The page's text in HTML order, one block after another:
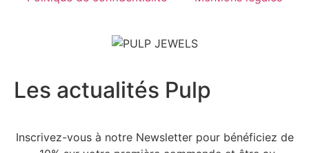
Les actualités Pulp
Inscrivez-vous à notre Newsletter pour bénéficiez de